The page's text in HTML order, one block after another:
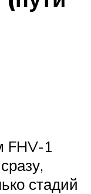
FHV-1
стадий